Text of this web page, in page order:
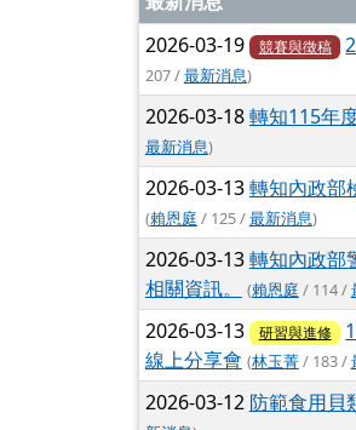
2026-03-19 競賽與徵稿
207 /最新消息)
2026-03-18轉知115年
最新消息)
2026-03-13轉知內政部
(賴恩庭 / 125 /最新消息)
2026-03-13轉知內政部
相關資訊。
(賴恩庭 / 114 /
2026-03-13 研習與進修
線上分享會 (林玉菁/ 183 /
2026-03-12 防範食用貝